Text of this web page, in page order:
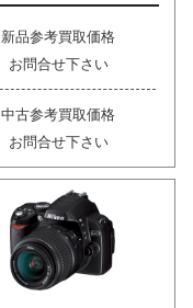
新品参考買取価格
お問合せ下さい
中古参考買取価格
お問合せ下さい